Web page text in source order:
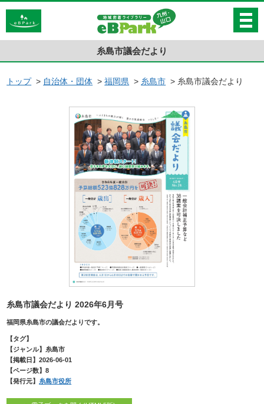
糸島市議会だより
トップ> 自治体・団体 >福岡県 > 糸島市 > 糸島市議会だより
糸島市議会だより 2026年6月号
福岡県糸島市の議会だよりです。
【タグ】
【ジャンル】糸島市
【掲載日】2026-06-01
【ページ数】8
【発行元】 糸島市役所